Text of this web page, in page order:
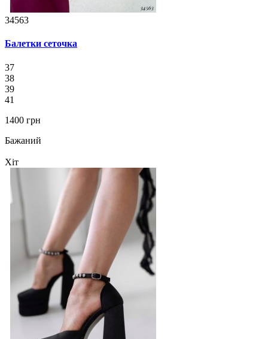
34563
Балетки сеточка
37
38
39
41
1400 грн
Бажаний
Хіт